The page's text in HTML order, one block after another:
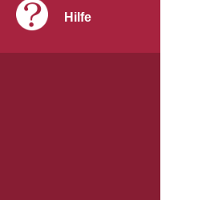
Hilfe